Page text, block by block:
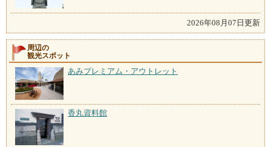
2026年08月07日更新
周辺の
観光スポット
あみプレミアム・アウトレット
香丸資料館